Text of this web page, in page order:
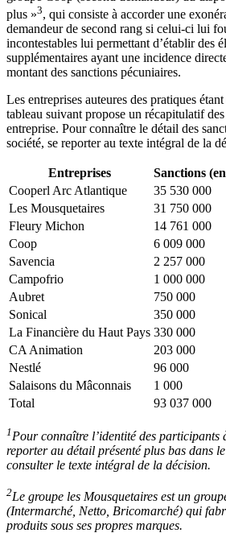
plus »3, qui consiste à accorder une
demandeur de second rang si celui-ci lui
incontestables lui permettant d’établir des
supplémentaires ayant une incidence
montant des sanctions pécuniaires.
Les entreprises auteures des pratiques
tableau suivant propose un récapitulatif
entreprise. Pour connaître le détail des
société, se reporter au texte intégral de la
Entreprises
Sanctions
Cooperl Arc Atlantique
35 530 000
Les Mousquetaires
31 750 000
Fleury Michon
14 761 000
Coop
6 009 000
Savencia
2 257 000
Campofrio
1 000 000
Aubret
750 000
Sonical
350 000
La Financière du Haut Pays 330 000
CA Animation
203 000
Nestlé
96 000
Salaisons du Mâconnais
1 000
Total
93 037 000
1 Pour connaître l’identité des participants
reporter au détail présenté plus bas dans
consulter le texte intégral de la décision.
2Le groupe les Mousquetaires est un
(Intermarché, Netto, Bricomarché) qui
produits sous ses propres marques.